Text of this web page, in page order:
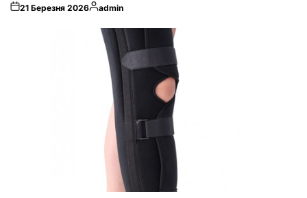
21 Березня 2026Опубліковано
admin